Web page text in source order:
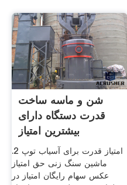
شن و ماسه ساخت
قدرت دستگاه دارای
بیشترین امتیاز
امتیاز قدرت برای آسیاب توپ 2.
ماشین سنگ زنی حق امتیاز
عکس سهام رایگان امتیاز در